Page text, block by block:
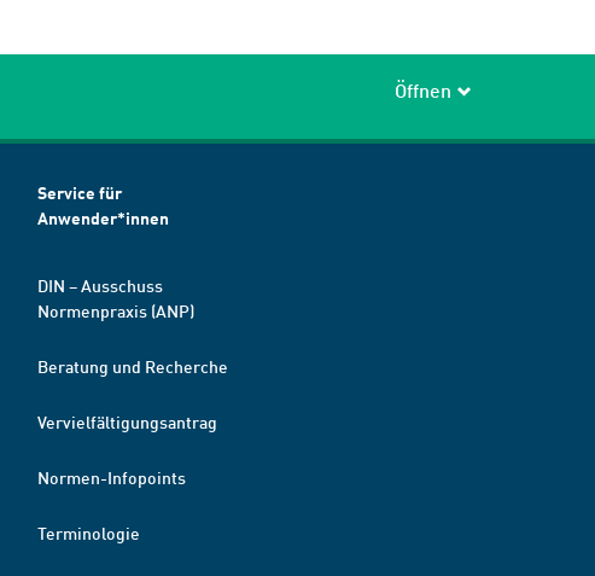
Öffnen
Service für
Anwender*innen
DIN – Ausschuss
Normenpraxis (ANP)
Beratung und Recherche
Vervielfältigungsantrag
Normen-Infopoints
Terminologie